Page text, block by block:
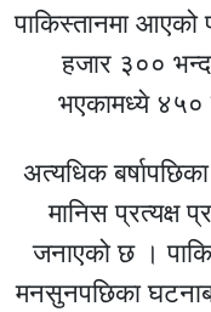
पाकिस्तानमा आएको
हजार ३००
भएकामध्ये ४५०
अत्यधिक
मानिस प्रत्यक्ष
जनाएको छ ।
मनसुनपछिका